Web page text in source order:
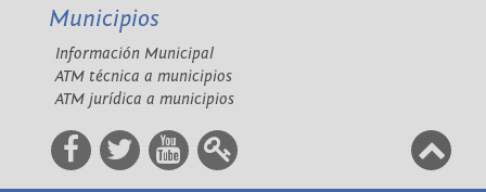
Municipios
Información Municipal
ATM técnica a municipios
ATM jurídica a municipios